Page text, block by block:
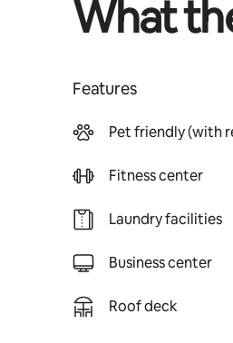
What
Features
Pet friendly (with
Fitness center
Laundry facilities
Business center
Roof deck